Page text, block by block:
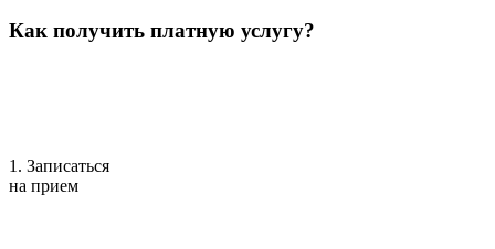
Как получить платную услугу?
1. Записаться
на прием